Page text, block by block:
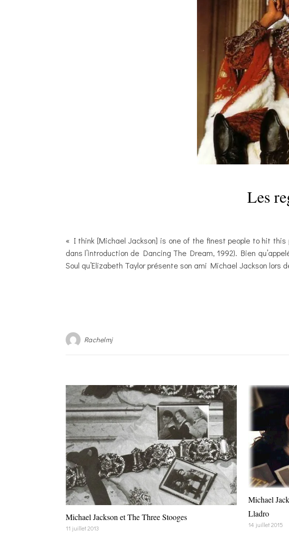
Les
« I think [Michael Jackson] is one of the finest people to hit
dans l’introduction de Dancing The Dream, 1992). Bien
Soul qu’Elizabeth Taylor présente son ami Michael Jackson
Rachelmj
Michael Jackson et The Three Stooges
11 juillet 2013
Michael
Lladro
14 juillet 2015